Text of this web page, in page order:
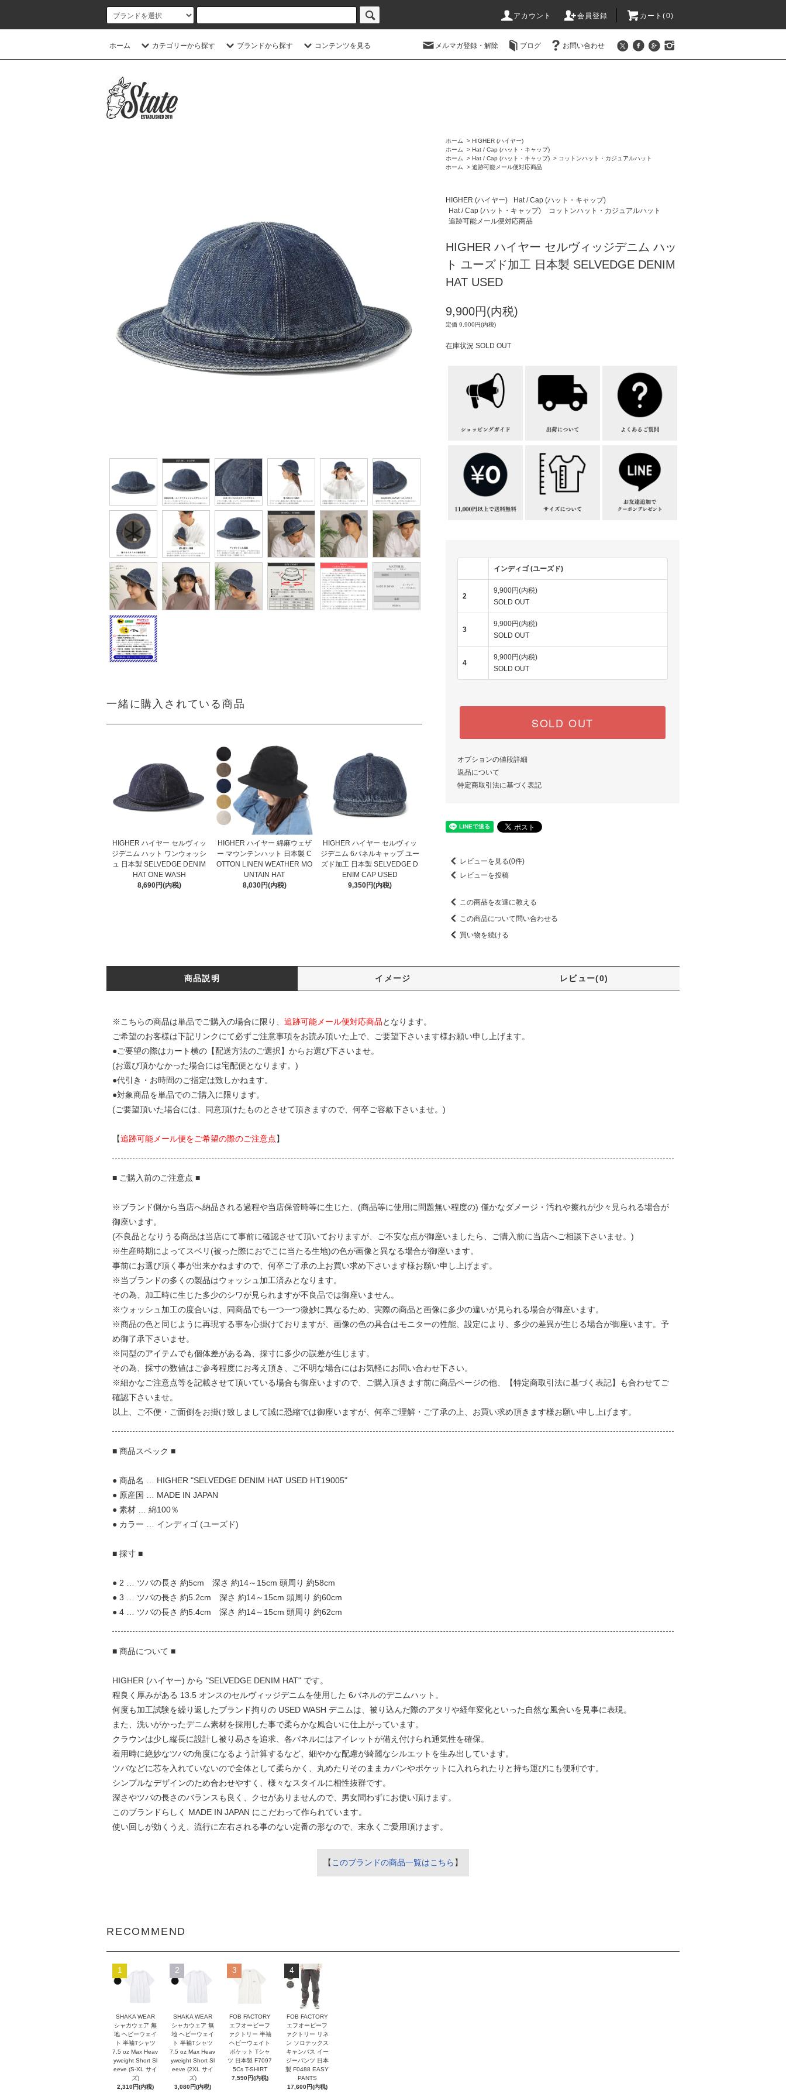
アカウント 会員登録 カート(0)
ホーム カテゴリーから探す ブランドから探す コンテンツを見る メルマガ登録・解除 ブログ お問い合わせ
一緒に購入されている商品
HIGHER ハイヤー セルヴィッ
ジデニム ハット ワンウォッシ
ュ 日本製 SELVEDGE DENIM
HAT ONE WASH
8,690円(内税)
HIGHER ハイヤー 綿麻ウェザ
ー マウンテンハット 日本製 C
OTTON LINEN WEATHER MO
UNTAIN HAT
8,030円(内税)
HIGHER ハイヤー セルヴィッ
ジデニム 6パネルキャップ ユー
ズド加工 日本製 SELVEDGE D
ENIM CAP USED
9,350円(内税)
ホーム > HIGHER (ハイヤー)
ホーム
> Hat / Cap (ハット・キャップ)
ホーム
> Hat / Cap (ハット・キャップ) > コットンハット・カジュアルハット
ホーム
> 追跡可能メール便対応商品
HIGHER (ハイヤー)
Hat / Cap (ハット・キャップ)
Hat / Cap (ハット・キャップ)
コットンハット・カジュアルハット
追跡可能メール便対応商品
HIGHER ハイヤー セルヴィッジデニム ハッ
ト ユーズド加工 日本製 SELVEDGE DENIM
HAT USED
9,900円(内税)
定価 9,900円(内税)
在庫状況 SOLD OUT
インディゴ (ユーズド)
2
9,900円(内税)
SOLD OUT
3
9,900円(内税)
SOLD OUT
4
9,900円(内税)
SOLD OUT
SOLD OUT
オプションの値段詳細
返品について
特定商取引法に基づく表記
レビューを見る(0件)
レビューを投稿
この商品を友達に教える
この商品について問い合わせる
買い物を続ける
商品説明 イメージ レビュー(0)
※こちらの商品は単品でご購入の場合に限り、 追跡可能メール便対応商品となります。
ご希望のお客様は下記リンクにて必ずご注意事項をお読み頂いた上で、ご要望下さいます様お願い申し上げます。
●ご要望の際はカート横の【配送方法のご選択】からお選び下さいませ。
(お選び頂かなかった場合には宅配便となります。)
●代引き・お時間のご指定は致しかねます。
●対象商品を単品でのご購入に限ります。
(ご要望頂いた場合には、同意頂けたものとさせて頂きますので、何卒ご容赦下さいませ。)
【追跡可能メール便をご希望の際のご注意点】
■ ご購入前のご注意点 ■
※ブランド側から当店へ納品される過程や当店保管時等に生じた、(商品等に使用に問題無い程度の) 僅かなダメージ・汚れや擦れが少々見られる場合が
御座います。
(不良品となりうる商品は当店にて事前に確認させて頂いておりますが、ご不安な点が御座いましたら、ご購入前に当店へご相談下さいませ。)
※生産時期によってスベリ(被った際におでこに当たる生地)の色が画像と異なる場合が御座います。
事前にお選び頂く事が出来かねますので、何卒ご了承の上お買い求め下さいます様お願い申し上げます。
※当ブランドの多くの製品はウォッシュ加工済みとなります。
その為、加工時に生じた多少のシワが見られますが不良品では御座いません。
※ウォッシュ加工の度合いは、同商品でも一つ一つ微妙に異なるため、実際の商品と画像に多少の違いが見られる場合が御座います。
※商品の色と同じように再現する事を心掛けておりますが、画像の色の具合はモニターの性能、設定により、多少の差異が生じる場合が御座います。予
め御了承下さいませ。
※同型のアイテムでも個体差がある為、採寸に多少の誤差が生じます。
その為、採寸の数値はご参考程度にお考え頂き、ご不明な場合にはお気軽にお問い合わせ下さい。
※細かなご注意点等を記載させて頂いている場合も御座いますので、ご購入頂きます前に商品ページの他、【特定商取引法に基づく表記】も合わせてご
確認下さいませ。
以上、ご不便・ご面倒をお掛け致しまして誠に恐縮では御座いますが、何卒ご理解・ご了承の上、お買い求め頂きます様お願い申し上げます。
■ 商品スペック ■
● 商品名 … HIGHER "SELVEDGE DENIM HAT USED HT19005"
● 原産国 … MADE IN JAPAN
● 素材 … 綿100％
● カラー … インディゴ (ユーズド)
■ 採寸 ■
● 2 … ツバの長さ 約5cm 深さ 約14～15cm 頭周り 約58cm
● 3 … ツバの長さ 約5.2cm 深さ 約14～15cm 頭周り 約60cm
● 4 … ツバの長さ 約5.4cm 深さ 約14～15cm 頭周り 約62cm
■ 商品について ■
HIGHER (ハイヤー) から "SELVEDGE DENIM HAT" です。
程良く厚みがある 13.5 オンスのセルヴィッジデニムを使用した 6パネルのデニムハット。
何度も加工試験を繰り返したブランド拘りの USED WASH デニムは、被り込んだ際のアタリや経年変化といった自然な風合いを見事に表現。
また、洗いがかったデニム素材を採用した事で柔らかな風合いに仕上がっています。
クラウンは少し縦長に設計し被り易さを追求、各パネルにはアイレットが備え付けられ通気性を確保。
着用時に絶妙なツバの角度になるよう計算するなど、細やかな配慮が綺麗なシルエットを生み出しています。
ツバなどに芯を入れていないので全体として柔らかく、丸めたりそのままカバンやポケットに入れられたりと持ち運びにも便利です。
シンプルなデザインのため合わせやすく、様々なスタイルに相性抜群です。
深さやツバの長さのバランスも良く、クセがありませんので、男女問わずにお使い頂けます。
このブランドらしく MADE IN JAPAN にこだわって作られています。
使い回しが効くうえ、流行に左右される事のない定番の形なので、末永くご愛用頂けます。
【 このブランドの商品一覧はこちら 】
RECOMMEND
1
SHAKA WEAR
シャカウェア 無
地 ヘビーウェイ
ト 半袖Tシャツ
7.5 oz Max Heav
yweight Short Sl
eeve (S-XL サイ
ズ)
2,310円(内税)
2
SHAKA WEAR
シャカウェア 無
地 ヘビーウェイ
ト 半袖Tシャツ
7.5 oz Max Heav
yweight Short Sl
eeve (2XL サイ
ズ)
3,080円(内税)
3
FOB FACTORY
エフオービーフ
ァクトリー 半袖
ヘビーウェイト
ポケット Tシャ
ツ 日本製 F7097
5Cs T-SHIRT
7,590円(内税)
4
FOB FACTORY
エフオービーフ
ァクトリー リネ
ン ソロテックス
キャンバス イー
ジーパンツ 日本
製 F0488 EASY
PANTS
17,600円(内税)